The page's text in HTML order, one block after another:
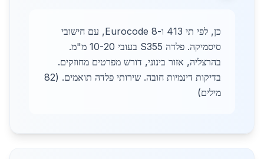
כן, לפי תי 413 ו-Eurocode 8, עם חישובי
סיסמיקה. פלדה S355 בעובי 10-20 מ"מ.
בהרצליה, אזור בינוני, דורש מפרטים מחוזקים.
בדיקות דינמיות חובה. שירותי פלדה תואמים. (82
מילים)